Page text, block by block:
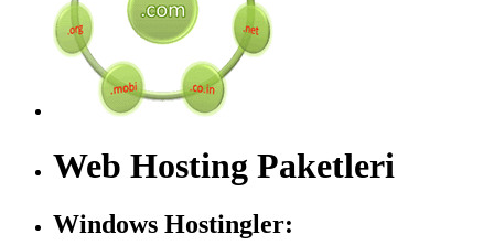
Web Hosting Paketleri
Windows Hostingler: